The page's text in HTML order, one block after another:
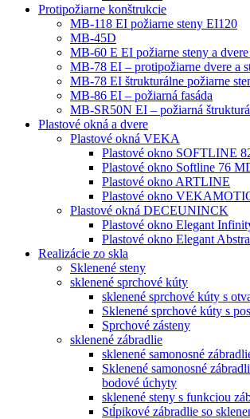
Protipožiarne konštrukcie
MB-118 EI požiarne steny EI120
MB-45D
MB-60 E EI požiarne steny a
MB-78 EI – protipožiarne dvere a
MB-78 EI štrukturálne požiarne
MB-86 EI – požiarná fasáda
MB-SR50N EI – požiarná
Plastové okná a dvere
Plastové okná VEKA
Plastové okno SOFTLINE
Plastové okno Softline 76
Plastové okno ARTLINE
Plastové okno
Plastové okná DECEUNINCK
Plastové okno Elegant
Plastové okno Elegant
Realizácie zo skla
Sklenené steny
sklenené sprchové kúty
sklenené sprchové kúty s
Sklenené sprchové kúty s
Sprchové zásteny
sklenené zábradlie
sklenené samonosné
Sklenené samonosné
bodové úchyty
sklenené steny s funkciou
Stĺpikové zábradlie so